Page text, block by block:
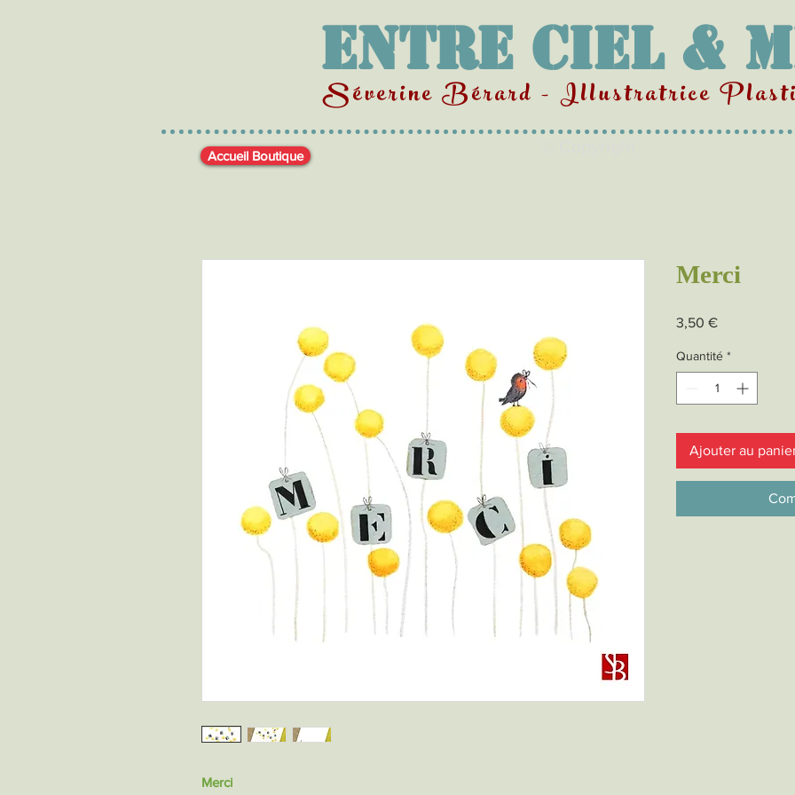
Entre Ciel &
Séverine Bérard - Illustratrice
Merci
Merci
3,50 €Prix
Quantité *
Ajouter au
Accueil Boutique